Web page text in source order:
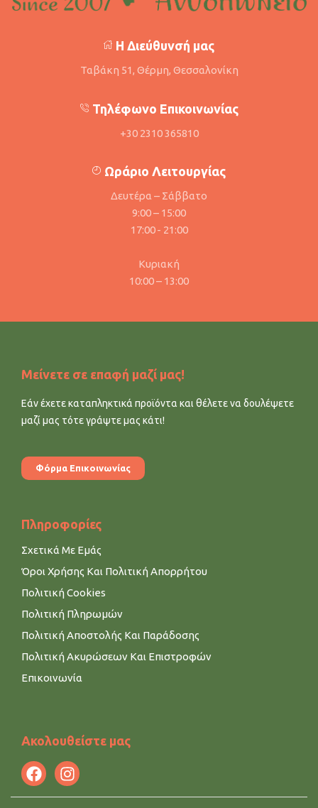
Η Διεύθυνσή μας
Ταβάκη 51, Θέρμη, Θεσσαλονίκη
Τηλέφωνο Επικοινωνίας
+30 2310 365810
Ωράριο Λειτουργίας
Δευτέρα – Σάββατο
9:00 – 15:00
17:00 - 21:00
Κυριακή
10:00 – 13:00
Μείνετε σε επαφή μαζί μας!
Εάν έχετε καταπληκτικά προϊόντα και θέλετε να δουλέψετε
μαζί μας τότε γράψτε μας κάτι!
Φόρμα Επικοινωνίας
Πληροφορίες
Σχετικά Με Εμάς
Όροι Χρήσης Και Πολιτική Απορρήτου
Πολιτική Cookies
Πολιτική Πληρωμών
Πολιτική Αποστολής Και Παράδοσης
Πολιτική Ακυρώσεων Και Επιστροφών
Επικοινωνία
Ακολουθείστε μας